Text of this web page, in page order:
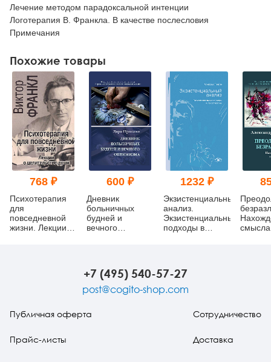
Лечение методом парадоксальной интенции
Логотерапия В. Франкла. В качестве послесловия
Примечания
Похожие товары
768 ₽
Психотерапия
для
повседневной
жизни. Лекции о
600 ₽
Дневник
больничных
будней и
вечного
1232 ₽
Экзистенциальный
анализ.
Экзистенциальные
подходы в
+7 (495) 540-57-27
post@cogito-shop.com
Публичная оферта
Прайс-листы
Сотрудничество
Доставка